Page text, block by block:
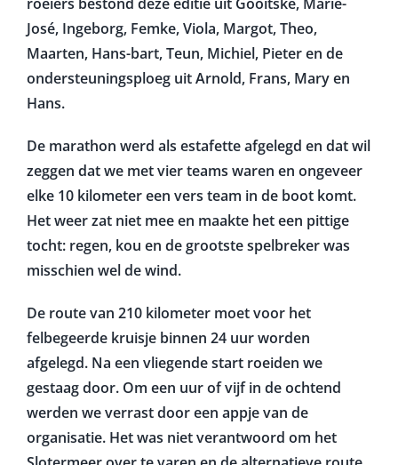
water in de boot komt etc. De AROSS ploeg met als
roeiers bestond deze editie uit Gooitske, Marie-
José, Ingeborg, Femke, Viola, Margot, Theo,
Maarten, Hans-bart, Teun, Michiel, Pieter en de
ondersteuningsploeg uit Arnold, Frans, Mary en
Hans.
De marathon werd als estafette afgelegd en dat wil
zeggen dat we met vier teams waren en ongeveer
elke 10 kilometer een vers team in de boot komt.
Het weer zat niet mee en maakte het een pittige
tocht: regen, kou en de grootste spelbreker was
misschien wel de wind.
De route van 210 kilometer moet voor het
felbegeerde kruisje binnen 24 uur worden
afgelegd. Na een vliegende start roeiden we
gestaag door. Om een uur of vijf in de ochtend
werden we verrast door een appje van de